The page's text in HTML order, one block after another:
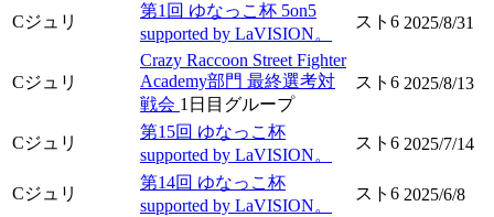
Cジュリ
第1回 ゆなっこ杯 5on5
supported by LaVISION。
スト6 2025/8/31
Cジュリ
Crazy Raccoon Street Fighter
Academy部門 最終選考対
戦会 1日目グループ
スト6 2025/8/13
Cジュリ
第15回 ゆなっこ杯
supported by LaVISION。
スト6 2025/7/14
Cジュリ
第14回 ゆなっこ杯
supported by LaVISION。
スト6 2025/6/8